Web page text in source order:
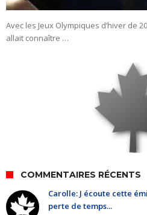
Avec les Jeux Olympiques d’hiver de
allait connaître …
COMMENTAIRES RÉCENTS
Carolle: J écoute cette
perte de temps...